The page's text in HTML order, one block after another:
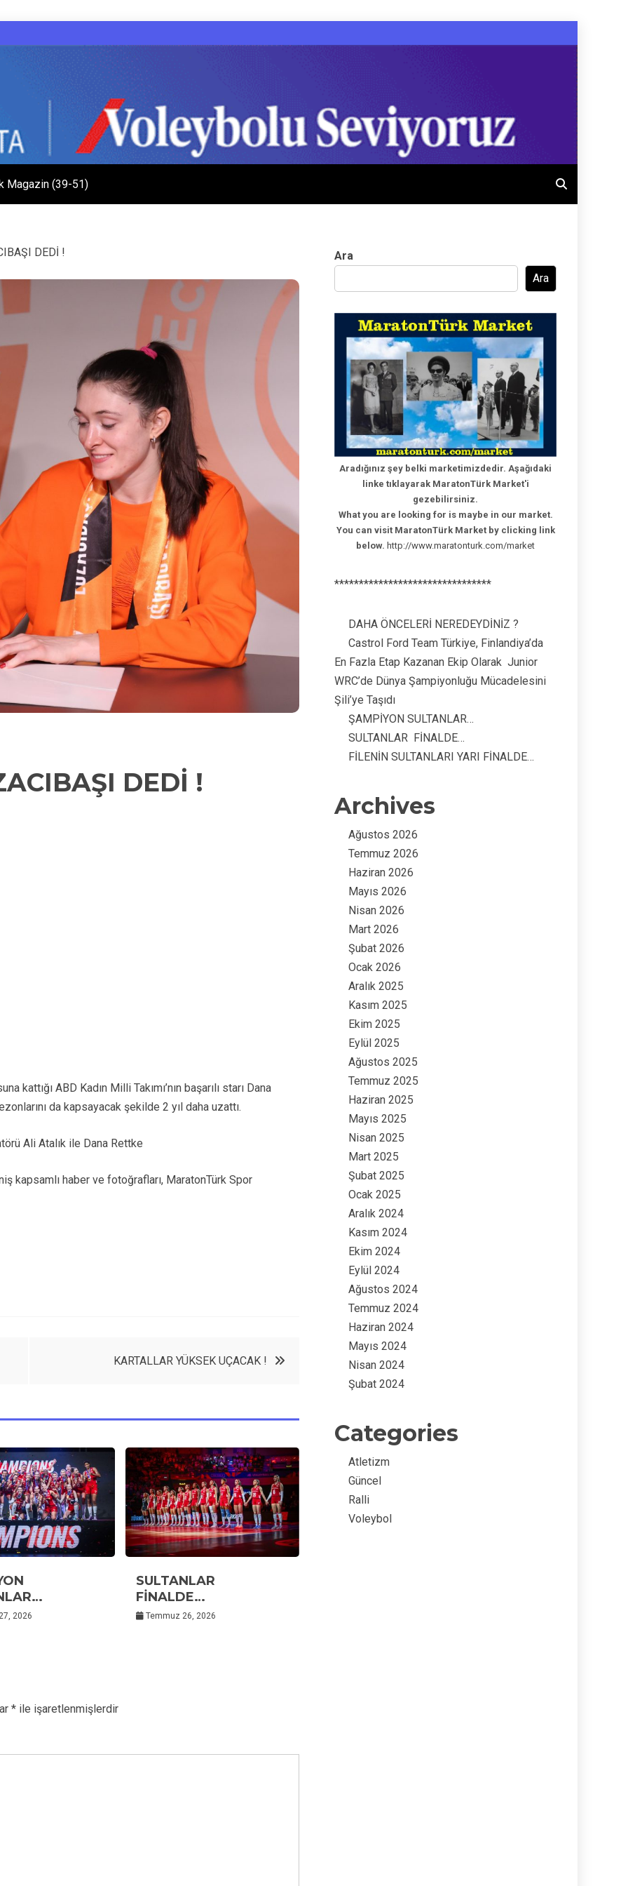
Magazin (39-51)
DEDİ !
DEDİ !
kattığı ABD Kadın Milli Takımı’nın başarılı starı Dana
da kapsayacak şekilde 2 yıl daha uzattı.
Ali Atalık ile Dana Rettke
kapsamlı haber ve fotoğrafları, MaratonTürk Spor
KARTALLAR YÜKSEK UÇACAK !
2026
SULTANLAR
FİNALDE…
Temmuz 26, 2026
* ile işaretlenmişlerdir
Ara
Ara
Aradığınız şey belki marketimizdedir. Aşağıdaki
linke tıklayarak MaratonTürk Market'i
gezebilirsiniz.
What you are looking for is maybe in our market.
You can visit MaratonTürk Market by clicking link
below. http://www.maratonturk.com/market
********************************
DAHA ÖNCELERİ NEREDEYDİNİZ ?
Castrol Ford Team Türkiye, Finlandiya’da
En Fazla Etap Kazanan Ekip Olarak Junior
WRC’de Dünya Şampiyonluğu Mücadelesini
Şili’ye Taşıdı
ŞAMPİYON SULTANLAR…
SULTANLAR FİNALDE…
FİLENİN SULTANLARI YARI FİNALDE…
Archives
Ağustos 2026
Temmuz 2026
Haziran 2026
Mayıs 2026
Nisan 2026
Mart 2026
Şubat 2026
Ocak 2026
Aralık 2025
Kasım 2025
Ekim 2025
Eylül 2025
Ağustos 2025
Temmuz 2025
Haziran 2025
Mayıs 2025
Nisan 2025
Mart 2025
Şubat 2025
Ocak 2025
Aralık 2024
Kasım 2024
Ekim 2024
Eylül 2024
Ağustos 2024
Temmuz 2024
Haziran 2024
Mayıs 2024
Nisan 2024
Şubat 2024
Categories
Atletizm
Güncel
Ralli
Voleybol